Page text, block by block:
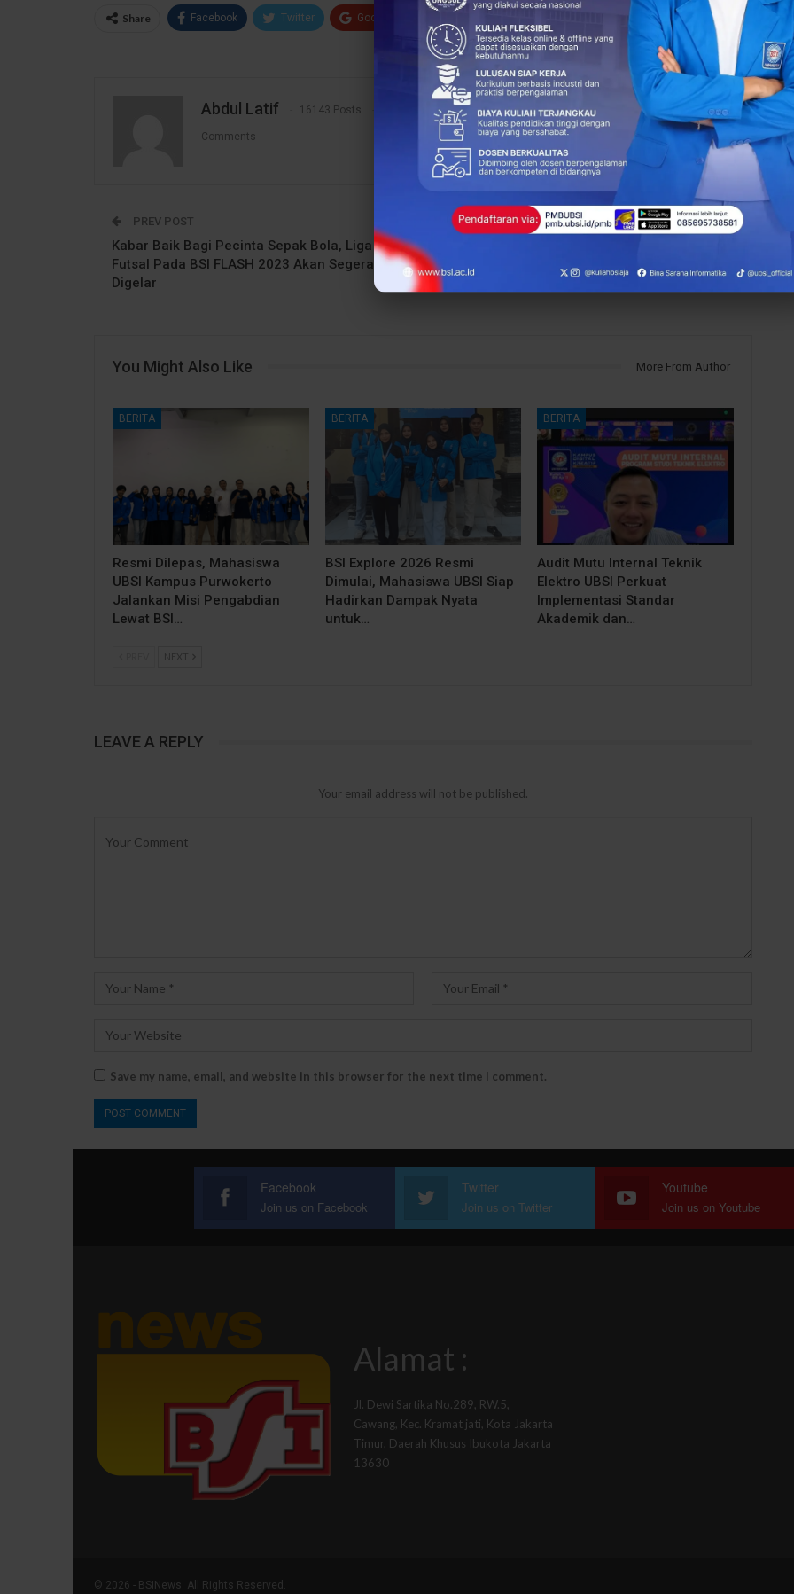
0
313
Share Facebook Twitter Google+
Abdul Latif 16143 Posts
Comments
PREV POST
Kabar Baik Bagi Pecinta Sepak Bola, Liga
Futsal Pada BSI FLASH 2023 Akan Segera
Digelar
NEXT POST
Career Day SMK N 1 Panjatan
You Might Also Like More From Author
BERITA
Resmi Dilepas, Mahasiswa
UBSI Kampus Purwokerto
Jalankan Misi Pengabdian
Lewat BSI…
BERITA
BSI Explore 2026 Resmi
Dimulai, Mahasiswa UBSI Siap
Hadirkan Dampak Nyata
untuk…
BERITA
Audit Mutu Internal Teknik
Elektro UBSI Perkuat
Implementasi Standar
Akademik dan…
NEXT
LEAVE A REPLY
Your email address will not be published.
Save my name, email, and website in this browser for the next time I comment.
Facebook
Join us on Facebook
Twitter
Join us on Twitter
Youtube
Join us on Youtube
Alamat :
Jl. Dewi Sartika No.289, RW.5,
Cawang, Kec. Kramat jati, Kota Jakarta
Timur, Daerah Khusus Ibukota Jakarta
13630
© 2026 - BSINews. All Rights Reserved.